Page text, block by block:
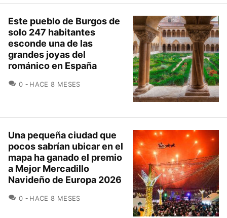
Este pueblo de Burgos de
solo 247 habitantes
esconde una de las
grandes joyas del
románico en España
0 COMENTARIOS
HACE 8 MESES
Una pequeña ciudad que
pocos sabrían ubicar en el
mapa ha ganado el premio
a Mejor Mercadillo
Navideño de Europa 2026
0 COMENTARIOS
HACE 8 MESES